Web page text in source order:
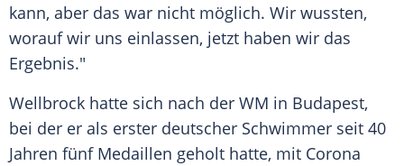
kann, aber das war nicht möglich. Wir wussten,
worauf wir uns einlassen, jetzt haben wir das
Ergebnis."
Wellbrock hatte sich nach der WM in Budapest,
bei der er als erster deutscher Schwimmer seit 40
Jahren fünf Medaillen geholt hatte, mit Corona